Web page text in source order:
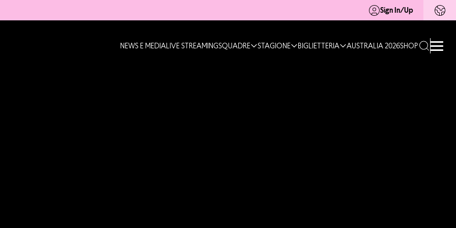
Sign In/Up
NEWS E MEDIALIVE STREAMINGSQUADRE STAGIONE BIGLIETTERIA AUSTRALIA 2026SHOP